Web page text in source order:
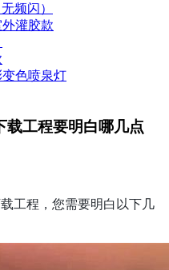
频闪）
灌胶款
色喷泉灯
工程要明白哪几点
程，您需要明白以下几